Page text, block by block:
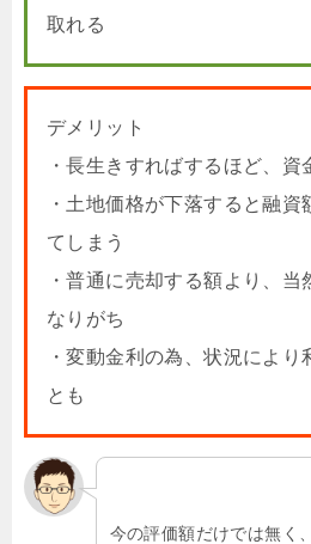
取れる
デメリット
・長生きすればするほど、資
・土地価格が下落すると融
てしまう
・普通に売却する額より、当
なりがち
・変動金利の為、状況により
とも
今の評価額だけでは無く